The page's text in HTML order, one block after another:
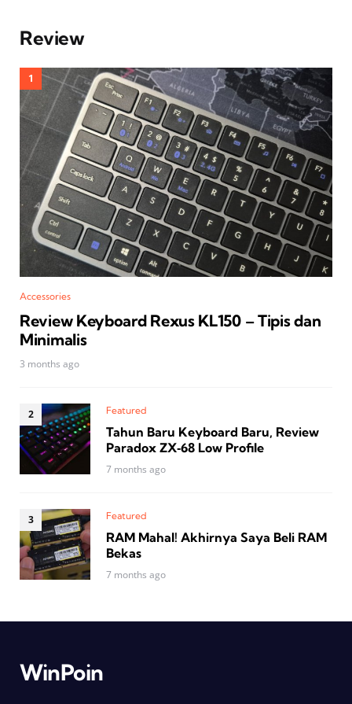
Review
Accessories
Review Keyboard Rexus KL150 – Tipis dan
Minimalis
3 months ago
Featured
Tahun Baru Keyboard Baru, Review
Paradox ZX‑68 Low Profile
7 months ago
Featured
RAM Mahal! Akhirnya Saya Beli RAM
Bekas
7 months ago
WinPoin